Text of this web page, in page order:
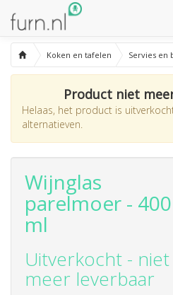
Koken en tafelen Servies en
Product niet
Helaas, het product is
alternatieven.
Wijnglas
parelmoer - 400
ml
Uitverkocht - niet
meer leverbaar